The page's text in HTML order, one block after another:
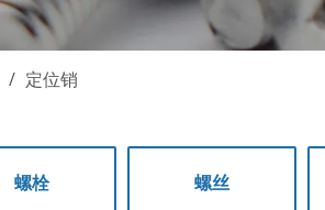
/ 定位销
螺栓 螺丝